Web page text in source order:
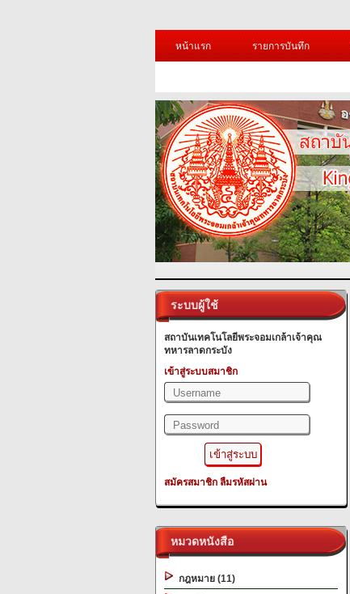
หน้าแรก
รายการบันทึก
ระบบผู้ใช้
สถาบันเทคโนโลยีพระจอมเกล้าเจ้าคุณ
ทหารลาดกระบัง
เข้าสู่ระบบสมาชิก
สมัครสมาชิก ลืมรหัสผ่าน
หมวดหนังสือ
กฎหมาย (11)